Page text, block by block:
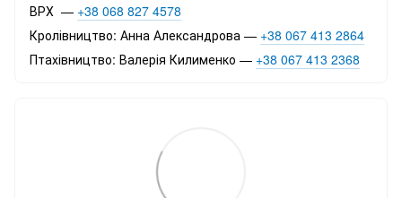
ВРХ — +38 068 827 4578
Кролівництво: Анна Александрова — +38 067 413 2864
Птахівництво: Валерія Килименко — +38 067 413 2368